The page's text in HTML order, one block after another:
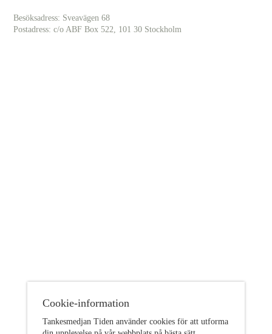
Besöksadress: Sveavägen 68
Postadress: c/o ABF Box 522, 101 30 Stockholm
Cookie-information
Tankesmedjan Tiden använder cookies för att utforma